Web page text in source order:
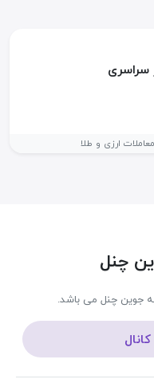
سراسری
ارزی و طلا
چنل
جوین چنل می باشد.